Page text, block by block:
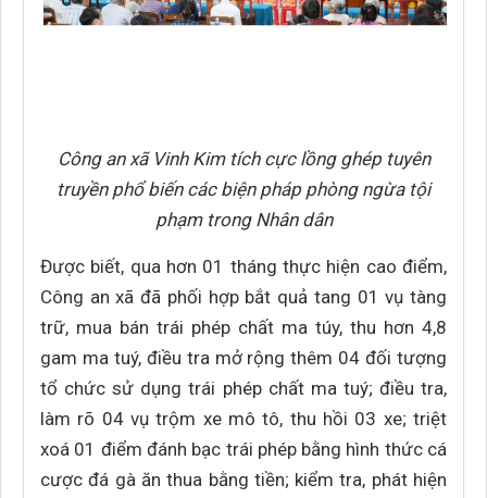
Công an xã Vinh Kim tích cực lồng ghép tuyên
truyền phổ biến các biện pháp phòng ngừa tội
phạm trong Nhân dân
Được biết, qua hơn 01 tháng thực hiện cao điểm,
Công an xã đã phối hợp bắt quả tang 01 vụ tàng
trữ, mua bán trái phép chất ma túy, thu hơn 4,8
gam ma tuý, điều tra mở rộng thêm 04 đối tượng
tổ chức sử dụng trái phép chất ma tuý; điều tra,
làm rõ 04 vụ trộm xe mô tô, thu hồi 03 xe; triệt
xoá 01 điểm đánh bạc trái phép bằng hình thức cá
cược đá gà ăn thua bằng tiền; kiểm tra, phát hiện